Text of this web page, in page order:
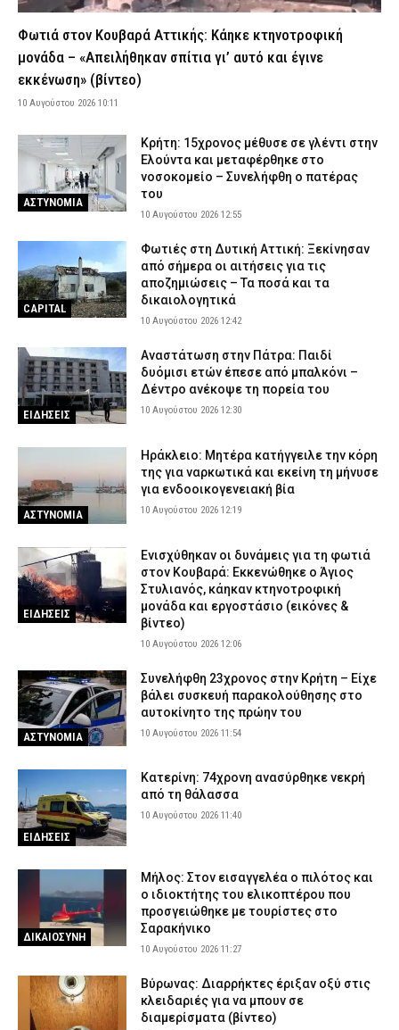
Μητσοτάκη – Οι εξαφανισμένοι υπουργοί της ΝΔ
ΠΟΛΙΤΙΚΗ 10 Αυγούστου 2026 07:10
ΔΕΔΔΗΕ: Πού θα σημειωθούν διακοπές ρεύματος σήμερα (10/8)
στην Αττική – Αναλυτικά ώρες και οδοί
ΕΙΔΗΣΕΙΣ 10 Αυγούστου 2026 04:00
66χρονος άνδρας
ΑΣΤΥΝΟΜΙΑ 9 Αυγούστου 2026 22:52
Τζόκερ: Αυτοί είναι οι τυχεροί αριθμοί που κερδίζουν πάνω από
ΕΙΔΗΣΕΙΣ
Βελτιωμένη η εικόνα της δασικής πυρκαγιάς στο Μουζάκι
Ηλείας – Επιχειρούν μόνο επίγειες δυνάμεις
ΕΙΔΗΣΕΙΣ 9 Αυγούστου 2026 22:19
ΕΙΔΗΣΕΙΣ 9 Αυγούστου 2026 22:04
Συνελήφθησαν δύο άτομα για πρόκληση πυρκαγιών από αμέλεια
σε Μαρούσι και Χίο – Ο ένας έκανε μπάρμπεκιου δίπλα στο
δάσος
ΑΣΤΥΝΟΜΙΑ 9 Αυγούστου 2026 21:42
Πάρος: Συγκλονίζει ο πατέρας του τετράχρονου – «Έφυγε για
ένα δευτερόλεπτο από την προσοχή μου»
ΕΙΔΗΣΕΙΣ 9 Αυγούστου 2026 21:28
Φωτιά στον Κουβαρά Αττικής: Κάηκε κτηνοτροφική
μονάδα – «Απειλήθηκαν σπίτια γι’ αυτό και έγινε
εκκένωση» (βίντεο)
10 Αυγούστου 2026 10:11
ΑΣΤΥΝΟΜΙΑ
Κρήτη: 15χρονος μέθυσε σε γλέντι στην
Ελούντα και μεταφέρθηκε στο
νοσοκομείο – Συνελήφθη ο πατέρας
του
10 Αυγούστου 2026 12:55
CAPITAL
Φωτιές στη Δυτική Αττική: Ξεκίνησαν
από σήμερα οι αιτήσεις για τις
αποζημιώσεις – Τα ποσά και τα
δικαιολογητικά
10 Αυγούστου 2026 12:42
ΕΙΔΗΣΕΙΣ
Αναστάτωση στην Πάτρα: Παιδί
δυόμισι ετών έπεσε από μπαλκόνι –
Δέντρο ανέκοψε τη πορεία του
10 Αυγούστου 2026 12:30
ΑΣΤΥΝΟΜΙΑ
Ηράκλειο: Μητέρα κατήγγειλε την κόρη
της για ναρκωτικά και εκείνη τη μήνυσε
για ενδοοικογενειακή βία
10 Αυγούστου 2026 12:19
ΕΙΔΗΣΕΙΣ
Ενισχύθηκαν οι δυνάμεις για τη φωτιά
στον Κουβαρά: Εκκενώθηκε ο Άγιος
Στυλιανός, κάηκαν κτηνοτροφική
μονάδα και εργοστάσιο (εικόνες &
βίντεο)
10 Αυγούστου 2026 12:06
ΑΣΤΥΝΟΜΙΑ
Συνελήφθη 23χρονος στην Κρήτη – Είχε
βάλει συσκευή παρακολούθησης στο
αυτοκίνητο της πρώην του
10 Αυγούστου 2026 11:54
ΕΙΔΗΣΕΙΣ
Κατερίνη: 74χρονη ανασύρθηκε νεκρή
από τη θάλασσα
10 Αυγούστου 2026 11:40
ΔΙΚΑΙΟΣΥΝΗ
Μήλος: Στον εισαγγελέα ο πιλότος και
ο ιδιοκτήτης του ελικοπτέρου που
προσγειώθηκε με τουρίστες στο
Σαρακήνικο
10 Αυγούστου 2026 11:27
Βύρωνας: Διαρρήκτες έριξαν οξύ στις
κλειδαριές για να μπουν σε
διαμερίσματα (βίντεο)